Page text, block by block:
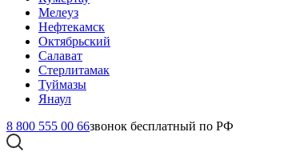
Мелеуз
Нефтекамск
Октябрьский
Салават
Стерлитамак
Туймазы
Янаул
8 800 555 00 66звонок бесплатный по РФ